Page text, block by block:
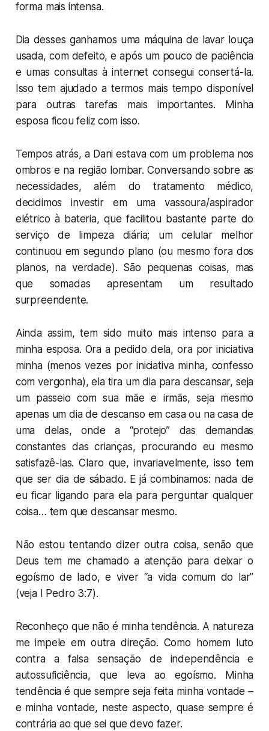
forma mais intensa.
Dia desses ganhamos uma máquina de lavar louça
usada, com defeito, e após um pouco de paciência
e umas consultas à internet consegui consertá-la.
Isso tem ajudado a termos mais tempo disponível
para outras tarefas mais importantes. Minha
esposa ficou feliz com isso.
Tempos atrás, a Dani estava com um problema nos
ombros e na região lombar. Conversando sobre as
necessidades, além do tratamento médico,
decidimos investir em uma vassoura/aspirador
elétrico à bateria, que facilitou bastante parte do
serviço de limpeza diária; um celular melhor
continuou em segundo plano (ou mesmo fora dos
planos, na verdade). São pequenas coisas, mas
que somadas apresentam um resultado
surpreendente.
Ainda assim, tem sido muito mais intenso para a
minha esposa. Ora a pedido dela, ora por iniciativa
minha (menos vezes por iniciativa minha, confesso
com vergonha), ela tira um dia para descansar, seja
um passeio com sua mãe e irmãs, seja mesmo
apenas um dia de descanso em casa ou na casa de
uma delas, onde a “protejo” das demandas
constantes das crianças, procurando eu mesmo
satisfazê-las. Claro que, invariavelmente, isso tem
que ser dia de sábado. E já combinamos: nada de
eu ficar ligando para ela para perguntar qualquer
coisa… tem que descansar mesmo.
Não estou tentando dizer outra coisa, senão que
Deus tem me chamado a atenção para deixar o
egoísmo de lado, e viver “a vida comum do lar”
(veja I Pedro 3:7).
Reconheço que não é minha tendência. A natureza
me impele em outra direção. Como homem luto
contra a falsa sensação de independência e
autossuficiência, que leva ao egoísmo. Minha
tendência é que sempre seja feita minha vontade –
e minha vontade, neste aspecto, quase sempre é
contrária ao que sei que devo fazer.